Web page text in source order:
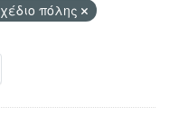
πόλης